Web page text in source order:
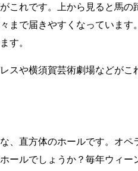
これです。上から見ると馬
まで届きやすくなっていま
す。
スや横須賀芸術劇場などがこ
、直方体のホールです。オ
ールでしょうか？毎年ウィ